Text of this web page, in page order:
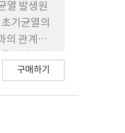
열 발생원
기균열의
의 관계도
거동은
발생한 초
구매하기